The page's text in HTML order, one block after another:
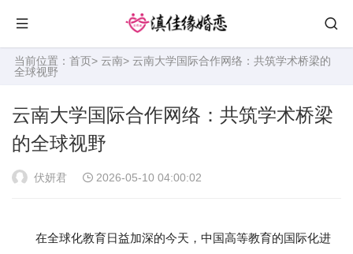
当前位置： 首页> 云南> 云南大学国际合作网络：共筑学术桥梁的
全球视野
云南大学国际合作网络：共筑学术桥梁
的全球视野
伏妍君 2026-05-10 04:00:02
在全球化教育日益加深的今天，中国高等教育的国际化进